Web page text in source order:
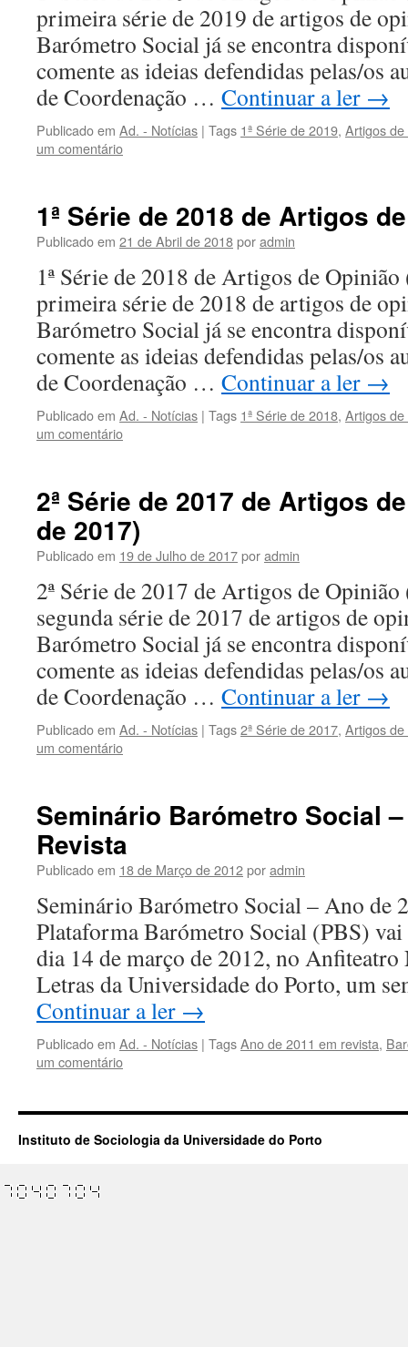
primeira série de 2019 de artigos de
Barómetro Social já se encontra
comente as ideias defendidas pelas/os
de Coordenação … Continuar a ler →
Publicado em Ad. - Notícias | Tags 1ª Série de 2019, Artigos
um comentário
1ª Série de 2018 de Artigos
Publicado em 21 de Abril de 2018poradmin
1ª Série de 2018 de Artigos de
primeira série de 2018 de artigos de
Barómetro Social já se encontra
comente as ideias defendidas pelas/os
de Coordenação … Continuar a ler →
Publicado em Ad. - Notícias | Tags 1ª Série de 2018, Artigos
um comentário
2ª Série de 2017 de Artigos
de 2017)
Publicado em 19 de Julho de 2017poradmin
2ª Série de 2017 de Artigos de
segunda série de 2017 de artigos de
Barómetro Social já se encontra
comente as ideias defendidas pelas/os
de Coordenação … Continuar a ler →
Publicado em Ad. - Notícias | Tags2ª Série de 2017, Artigos
um comentário
Seminário Barómetro Social
Revista
Publicado em 18 de Março de 2012poradmin
Seminário Barómetro Social – Ano de
Plataforma Barómetro Social (PBS)
dia 14 de março de 2012, no Anfiteatro
Letras da Universidade do Porto, um
Continuar a ler →
Publicado em Ad. - Notícias | TagsAno de 2011 em revista,
um comentário
Instituto de Sociologia da Universidade do Porto